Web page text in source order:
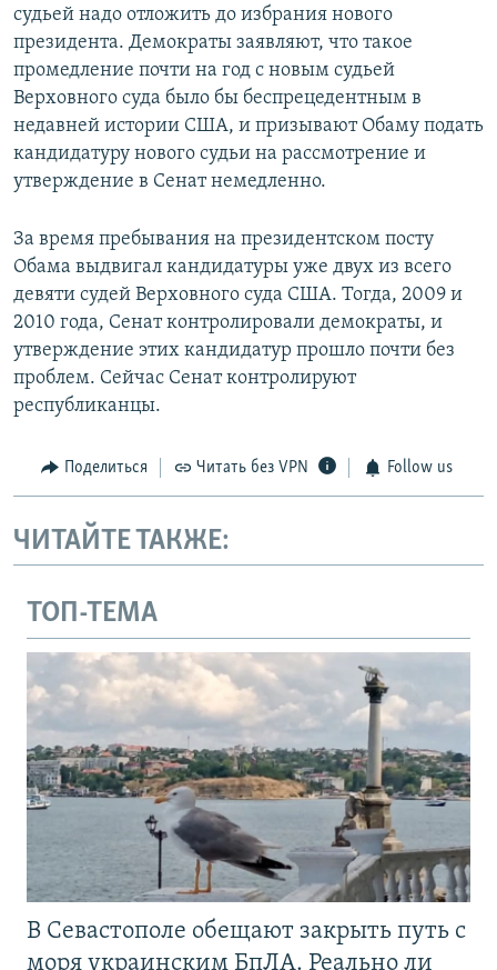
судьей надо отложить до избрания нового
президента. Демократы заявляют, что такое
промедление почти на год с новым судьей
Верховного суда было бы беспрецедентным в
недавней истории США, и призывают Обаму подать
кандидатуру нового судьи на рассмотрение и
утверждение в Сенат немедленно.
За время пребывания на президентском посту
Обама выдвигал кандидатуры уже двух из всего
девяти судей Верховного суда США. Тогда, 2009 и
2010 года, Сенат контролировали демократы, и
утверждение этих кандидатур прошло почти без
проблем. Сейчас Сенат контролируют
республиканцы.
Поделиться Читать без VPN Follow us
ЧИТАЙТЕ ТАКЖЕ:
ТОП-ТЕМА
В Севастополе обещают закрыть путь с
моря украинским БпЛА. Реально ли